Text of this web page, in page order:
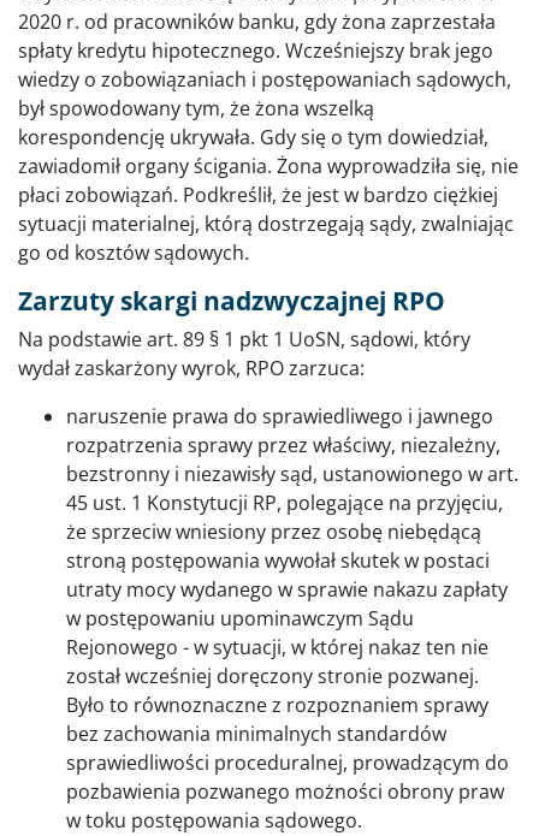
2020 r. od pracowników banku, gdy żona zaprzestała
spłaty kredytu hipotecznego. Wcześniejszy brak jego
wiedzy o zobowiązaniach i postępowaniach sądowych,
był spowodowany tym, że żona wszelką
korespondencję ukrywała. Gdy się o tym dowiedział,
zawiadomił organy ścigania. Żona wyprowadziła się, nie
płaci zobowiązań. Podkreślił, że jest w bardzo ciężkiej
sytuacji materialnej, którą dostrzegają sądy, zwalniając
go od kosztów sądowych.
Zarzuty skargi nadzwyczajnej RPO
Na podstawie art. 89 § 1 pkt 1 UoSN, sądowi, który
wydał zaskarżony wyrok, RPO zarzuca:
naruszenie prawa do sprawiedliwego i jawnego
rozpatrzenia sprawy przez właściwy, niezależny,
bezstronny i niezawisły sąd, ustanowionego w art.
45 ust. 1 Konstytucji RP, polegające na przyjęciu,
że sprzeciw wniesiony przez osobę niebędącą
stroną postępowania wywołał skutek w postaci
utraty mocy wydanego w sprawie nakazu zapłaty
w postępowaniu upominawczym Sądu
Rejonowego - w sytuacji, w której nakaz ten nie
został wcześniej doręczony stronie pozwanej.
Było to równoznaczne z rozpoznaniem sprawy
bez zachowania minimalnych standardów
sprawiedliwości proceduralnej, prowadzącym do
pozbawienia pozwanego możności obrony praw
w toku postępowania sądowego.